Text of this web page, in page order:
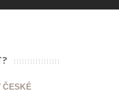
ČESKÉ